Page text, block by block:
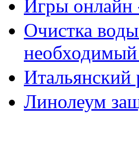
Игры онлайн
Очистка
необходимый
Итальянский
Линолеум